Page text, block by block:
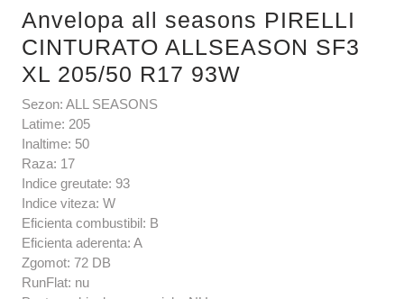
Anvelopa all seasons PIRELLI
CINTURATO ALLSEASON SF3
XL 205/50 R17 93W
Sezon: ALL SEASONS
Latime: 205
Inaltime: 50
Raza: 17
Indice greutate: 93
Indice viteza: W
Eficienta combustibil: B
Eficienta aderenta: A
Zgomot: 72 DB
RunFlat: nu